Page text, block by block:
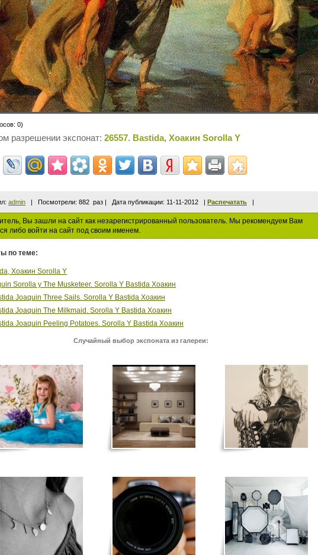
0)
разрешении экспонат: 26557. Bastida, Хоакин Sorolla Y
admin | Посмотрели: 882 раз | Дата публикации: 11-11-2012 | Распечатать |
Вы зашли на сайт как незарегистрированный пользователь. Мы рекомендуем Вам
либо войти на сайт под своим именем.
по теме:
Хоакин Sorolla Y
Sorolla y The Musketeer. Sorolla Y Bastida Хоакин
Joaquin Three Sails. Sorolla Y Bastida Хоакин
Joaquin The Milkmaid. Sorolla Y Bastida Хоакин
Joaquin Peeling Potatoes. Sorolla Y Bastida Хоакин
Случайный выбор экспоната из галереи: